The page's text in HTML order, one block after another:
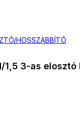
HOSSZABBÍTÓ
1,5 3-as